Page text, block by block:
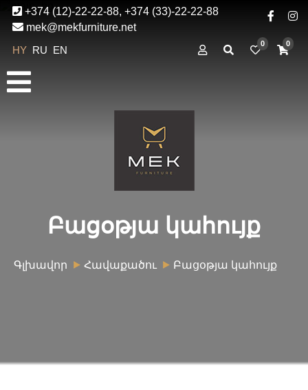
+374 (12)-22-22-88, +374 (33)-22-22-88
mek@mekfurniture.net
HY RU EN
0 0
Բացօթյա կահույք
Գլխավոր Հավաքածու Բացօթյա կահույք